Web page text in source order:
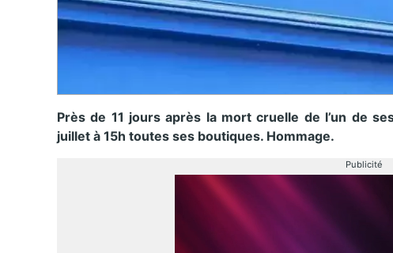
Près de 11 jours après la mort cruelle de l’un de
juillet à 15h toutes ses boutiques. Hommage.
Publicité